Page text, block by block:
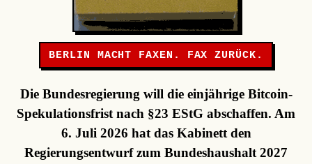
BERLIN MACHT FAXEN. FAX ZURÜCK.
Die Bundesregierung will die einjährige Bitcoin-
Spekulationsfrist nach §23 EStG abschaffen. Am
6. Juli 2026 hat das Kabinett den
Regierungsentwurf zum Bundeshaushalt 2027